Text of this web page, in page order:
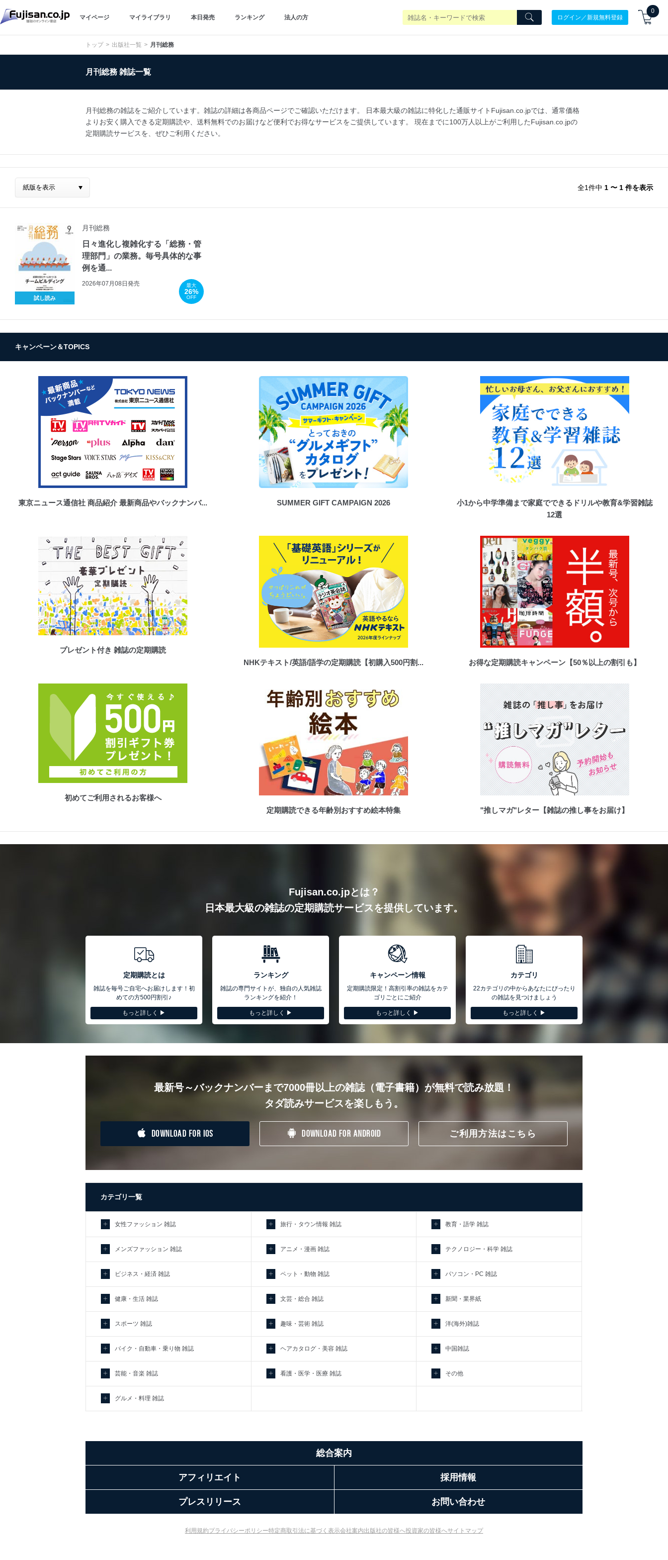
マイページ マイライブラリ 本日発売 ランキング 法人の方 ログイン／新規無料登録
0
トップ 出版社一覧 月刊総務
月刊総務 雑誌一覧
月刊総務の雑誌をご紹介しています。雑誌の詳細は各商品ページでご確認いただけます。 日本最大級の雑誌に特化した通販サイトFujisan.co.jpでは、通常価格
よりお安く購入できる定期購読や、送料無料でのお届けなど便利でお得なサービスをご提供しています。 現在までに100万人以上がご利用したFujisan.co.jpの
定期購読サービスを、ぜひご利用ください。
全1件中 1 〜 1 件を表示
試し読み
月刊総務
日々進化し複雑化する「総務・管
理部門」の業務。毎号具体的な事
例を通...
2026年07月08日発売 最大
26%
OFF
キャンペーン＆TOPICS
東京ニュース通信社 商品紹介 最新商品やバックナンバ... SUMMER GIFT CAMPAIGN 2026
小1から中学準備まで家庭でできるドリルや教育&学習雑誌
12選
プレゼント付き 雑誌の定期購読
NHKテキスト/英語/語学の定期購読【初購入500円割...
お得な定期購読キャンペーン【50％以上の割引も】
初めてご利用されるお客様へ
定期購読できる年齢別おすすめ絵本特集
"推しマガ"レター【雑誌の推し事をお届け】
Fujisan.co.jpとは？
日本最大級の雑誌の定期購読サービスを提供しています。
定期購読とは
雑誌を毎号ご自宅へお届けします！初
めての方500円割引♪
もっと詳しく ▶︎
ランキング
雑誌の専門サイトが、独自の人気雑誌
ランキングを紹介！
もっと詳しく ▶︎
キャンペーン情報
定期購読限定！高割引率の雑誌をカテ
ゴリごとにご紹介
もっと詳しく ▶︎
カテゴリ
22カテゴリの中からあなたにぴったり
の雑誌を見つけましょう
もっと詳しく ▶︎
最新号～バックナンバーまで7000冊以上の雑誌（電子書籍）が無料で読み放題！
タダ読みサービスを楽しもう。
DOWNLOAD FOR IOS DOWNLOAD FOR ANDROID ご利用方法はこちら
カテゴリ一覧
女性ファッション 雑誌
メンズファッション 雑誌
ビジネス・経済 雑誌
健康・生活 雑誌
スポーツ 雑誌
バイク・自動車・乗り物 雑誌
芸能・音楽 雑誌
グルメ・料理 雑誌
旅行・タウン情報 雑誌
アニメ・漫画 雑誌
ペット・動物 雑誌
文芸・総合 雑誌
趣味・芸術 雑誌
ヘアカタログ・美容 雑誌
看護・医学・医療 雑誌
教育・語学 雑誌
テクノロジー・科学 雑誌
パソコン・PC 雑誌
新聞・業界紙
洋(海外)雑誌
中国雑誌
その他
総合案内
アフィリエイト 採用情報
プレスリリース お問い合わせ
利用規約プライバシーポリシー特定商取引法に基づく表示会社案内出版社の皆様へ投資家の皆様へサイトマップ